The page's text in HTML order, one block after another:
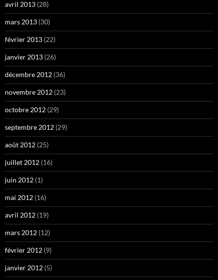
avril 2013 (28)
mars 2013 (30)
février 2013 (22)
janvier 2013 (26)
décembre 2012 (36)
novembre 2012 (23)
octobre 2012 (29)
septembre 2012 (29)
août 2012 (25)
juillet 2012 (16)
juin 2012 (1)
mai 2012 (16)
avril 2012 (19)
mars 2012 (12)
février 2012 (9)
janvier 2012 (5)